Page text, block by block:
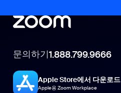
문의하기1.888.799.9666
Apple Store에서 다운로드
Apple용 Zoom Workplace